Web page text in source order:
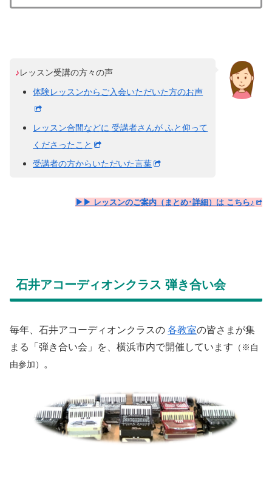
♪レッスン受講の方々の声
体験レッスンからご入会いただいた方のお声
レッスン合間などに 受講者さんが ふと仰って
くださったこと
受講者の方からいただいた言葉
▶▶ レッスンのご案内（まとめ･詳細）は こちら♪
石井アコーディオンクラス 弾き合い会
毎年、石井アコーディオンクラスの 各教室の皆さまが集
まる「弾き合い会」を、横浜市内で開催しています （※自
由参加）
。